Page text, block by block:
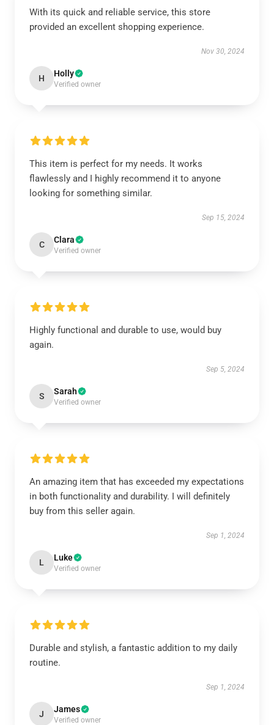
With its quick and reliable service, this store
provided an excellent shopping experience.
Nov 30, 2024
H Holly
Verified owner
This item is perfect for my needs. It works
flawlessly and I highly recommend it to anyone
looking for something similar.
Sep 15, 2024
C Clara
Verified owner
Highly functional and durable to use, would buy
again.
Sep 5, 2024
S Sarah
Verified owner
An amazing item that has exceeded my expectations
in both functionality and durability. I will definitely
buy from this seller again.
Sep 1, 2024
L Luke
Verified owner
Durable and stylish, a fantastic addition to my daily
routine.
Sep 1, 2024
J James
Verified owner